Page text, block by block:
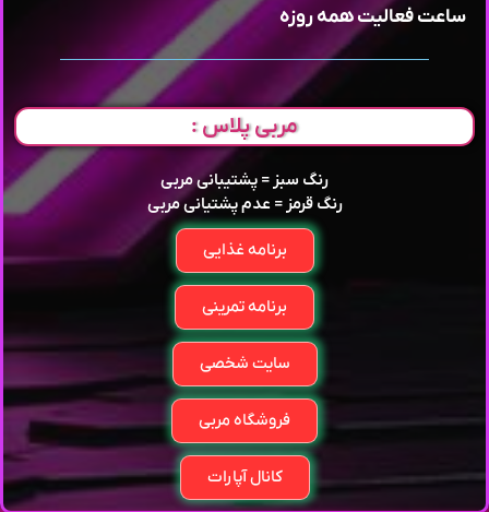
ساعت فعالیت همه روزه
مربی پلاس :
رنگ سبز = پشتیبانی مربی
رنگ قرمز = عدم پشتیانی مربی
برنامه غذایی
برنامه تمرینی
سایت شخصی
فروشگاه مربی
کانال آپارات